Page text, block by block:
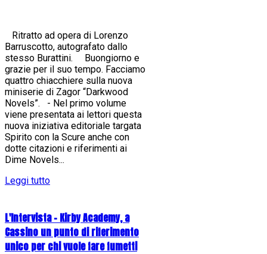
Ritratto ad opera di Lorenzo
Barruscotto, autografato dallo
stesso Burattini. Buongiorno e
grazie per il suo tempo. Facciamo
quattro chiacchiere sulla nuova
miniserie di Zagor “Darkwood
Novels”. - Nel primo volume
viene presentata ai lettori questa
nuova iniziativa editoriale targata
Spirito con la Scure anche con
dotte citazioni e riferimenti ai
Dime Novels...
Leggi tutto
L'Intervista - Kirby Academy, a
Cassino un punto di riferimento
unico per chi vuole fare fumetti